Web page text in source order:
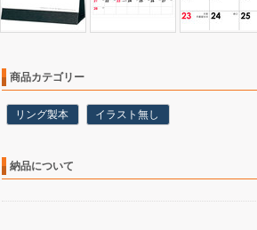
商品カテゴリー
リング製本 イラスト無し
納品について